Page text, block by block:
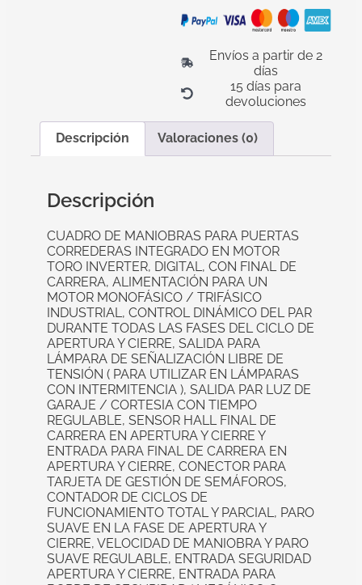
Envíos a partir de 2
días
15 días para
devoluciones
Descripción Valoraciones (0)
Descripción
CUADRO DE MANIOBRAS PARA PUERTAS
CORREDERAS INTEGRADO EN MOTOR
TORO INVERTER, DIGITAL, CON FINAL DE
CARRERA, ALIMENTACIÓN PARA UN
MOTOR MONOFÁSICO / TRIFÁSICO
INDUSTRIAL, CONTROL DINÁMICO DEL PAR
DURANTE TODAS LAS FASES DEL CICLO DE
APERTURA Y CIERRE, SALIDA PARA
LÁMPARA DE SEÑALIZACIÓN LIBRE DE
TENSIÓN ( PARA UTILIZAR EN LÁMPARAS
CON INTERMITENCIA ), SALIDA PAR LUZ DE
GARAJE / CORTESIA CON TIEMPO
REGULABLE, SENSOR HALL FINAL DE
CARRERA EN APERTURA Y CIERRE Y
ENTRADA PARA FINAL DE CARRERA EN
APERTURA Y CIERRE, CONECTOR PARA
TARJETA DE GESTIÓN DE SEMÁFOROS,
CONTADOR DE CICLOS DE
FUNCIONAMIENTO TOTAL Y PARCIAL, PARO
SUAVE EN LA FASE DE APERTURA Y
CIERRE, VELOCIDAD DE MANIOBRA Y PARO
SUAVE REGULABLE, ENTRADA SEGURIDAD
APERTURA Y CIERRE, ENTRADA PARA